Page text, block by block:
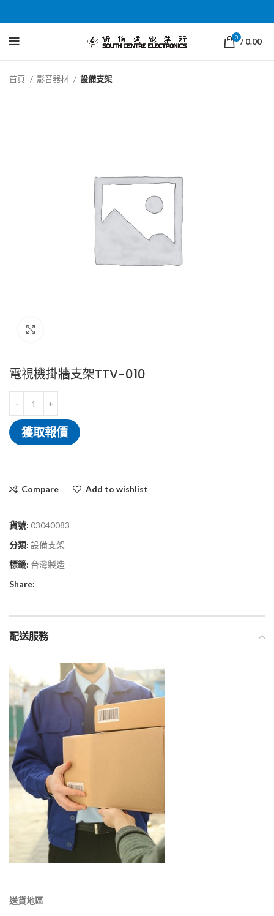
0 / 0.00
首頁 影音器材 設備支架
電視機掛牆支架TTV-010
獲取報價
Compare Add to wishlist
貨號: 03040083
分類: 設備支架
標籤: 台灣製造
Share:
配送服務
送貨地區